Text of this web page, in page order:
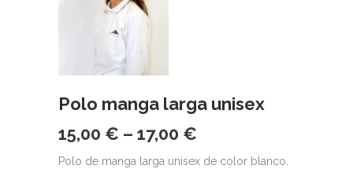
Polo manga larga unisex
15,00 € – 17,00 €
Polo de manga larga unisex de color blanco.